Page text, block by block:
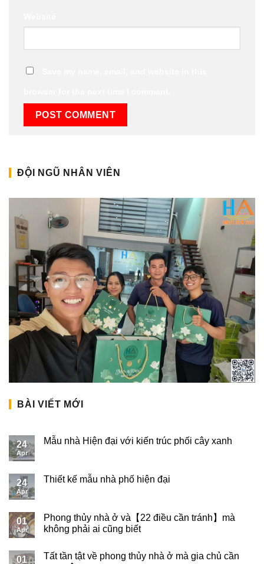
ĐỘI NGŨ NHÂN VIÊN
BÀI VIẾT MỚI
24
Apr
Mẫu nhà Hiện đại với kiến trúc phối cây xanh
24
Apr
Thiết kế mẫu nhà phố hiện đại
01
Apr
Phong thủy nhà ở và【22 điều cần tránh】mà
không phải ai cũng biết
01
Tất tần tật về phong thủy nhà ở mà gia chủ cần